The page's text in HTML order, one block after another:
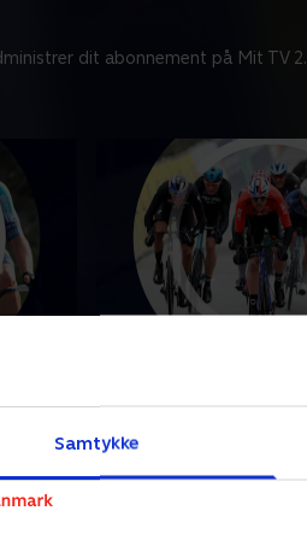
Samtykke
dit abonnement på Mit TV 2.
14. marts 2026 • 6 min